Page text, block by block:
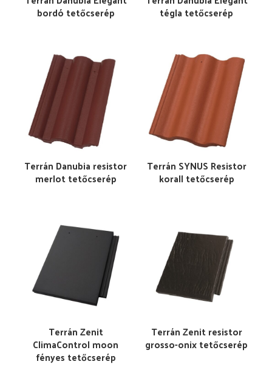
bordó tetőcserép tégla tetőcserép
Terrán Danubia resistor
merlot tetőcserép
Terrán SYNUS Resistor
korall tetőcserép
Terrán Zenit
ClimaControl moon
fényes tetőcserép
Terrán Zenit resistor
grosso-onix tetőcserép